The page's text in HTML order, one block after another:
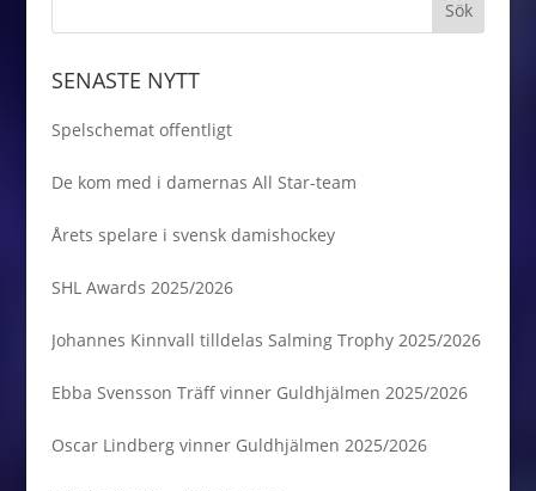
SENASTE NYTT
Spelschemat offentligt
De kom med i damernas All Star-team
Årets spelare i svensk damishockey
SHL Awards 2025/2026
Johannes Kinnvall tilldelas Salming Trophy 2025/2026
Ebba Svensson Träff vinner Guldhjälmen 2025/2026
Oscar Lindberg vinner Guldhjälmen 2025/2026